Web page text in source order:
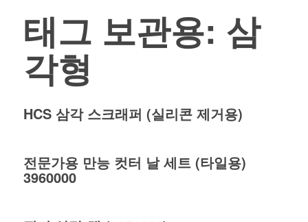
태그 보관용: 삼
각형
HCS 삼각 스크래퍼 (실리콘 제거용)
전문가용 만능 컷터 날 세트 (타일용)
3960000